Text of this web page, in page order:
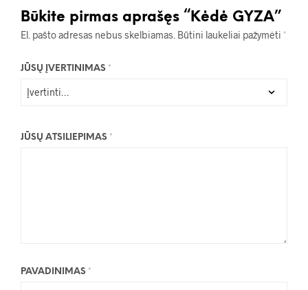
Būkite pirmas aprašęs “Kėdė GYZA”
El. pašto adresas nebus skelbiamas. Būtini laukeliai pažymėti *
JŪSŲ ĮVERTINIMAS *
JŪSŲ ATSILIEPIMAS *
PAVADINIMAS *